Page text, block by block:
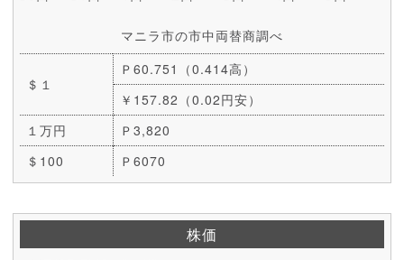
マニラ市の市中両替商調べ
＄１
Ｐ60.751（0.414高）
￥157.82（0.02円安）
１万円
Ｐ3,820
＄100
Ｐ6070
株価